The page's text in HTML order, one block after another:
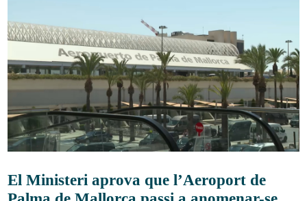
El Ministeri aprova que l’Aeroport de